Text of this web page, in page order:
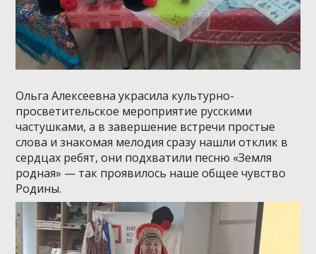
Ольга Алексеевна украсила культурно-
просветительское мероприятие русскими
частушками, а в завершение встречи простые
слова и знакомая мелодия сразу нашли отклик в
сердцах ребят, они подхватили песню «Земля
родная» — так проявилось наше общее чувство
Родины.